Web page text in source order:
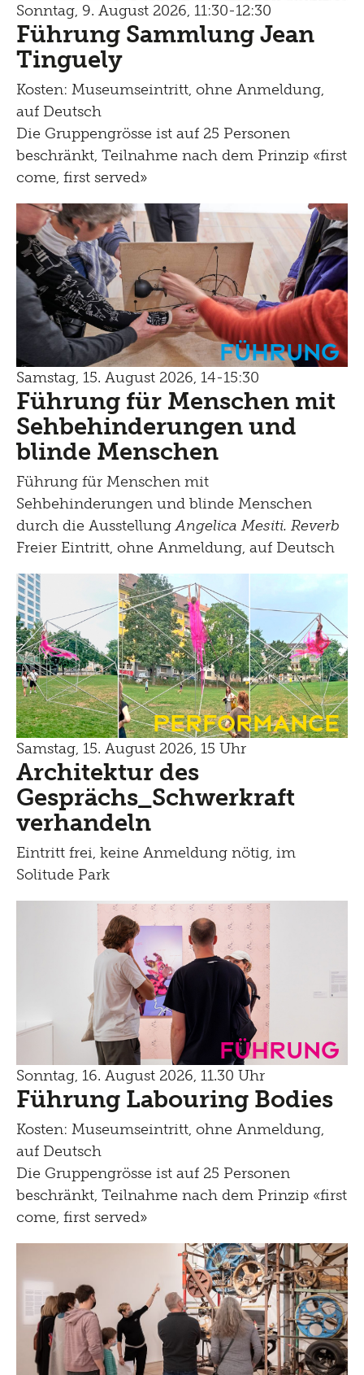
Sonntag, 9. August 2026, 11:30-12:30
Führung Sammlung Jean
Tinguely
Kosten: Museumseintritt, ohne Anmeldung,
auf Deutsch
Die Gruppengrösse ist auf 25 Personen
beschränkt, Teilnahme nach dem Prinzip «first
come, first served»
Führung
Samstag, 15. August 2026, 14-15:30
Führung für Menschen mit
Sehbehinderungen und
blinde Menschen
Führung für Menschen mit
Sehbehinderungen und blinde Menschen
durch die AusstellungAngelica Mesiti. Reverb
Freier Eintritt, ohne Anmeldung, auf Deutsch
Performance
Samstag, 15. August 2026, 15 Uhr
Architektur des
Gesprächs_Schwerkraft
verhandeln
Eintritt frei, keine Anmeldung nötig, im
Solitude Park
Führung
Sonntag, 16. August 2026, 11.30 Uhr
Führung Labouring Bodies
Kosten: Museumseintritt, ohne Anmeldung,
auf Deutsch
Die Gruppengrösse ist auf 25 Personen
beschränkt, Teilnahme nach dem Prinzip «first
come, first served»